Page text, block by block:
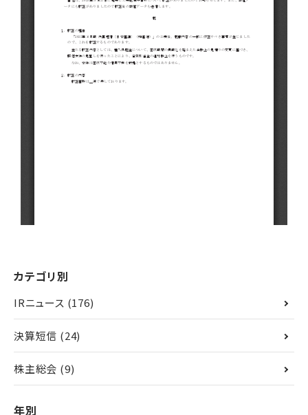
カテゴリ別
IRニュース (176)
決算短信 (24)
株主総会 (9)
年別